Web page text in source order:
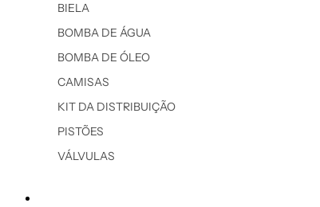
BIELA
BOMBA DE ÁGUA
BOMBA DE ÓLEO
CAMISAS
KIT DA DISTRIBUIÇÃO
PISTÕES
VÁLVULAS